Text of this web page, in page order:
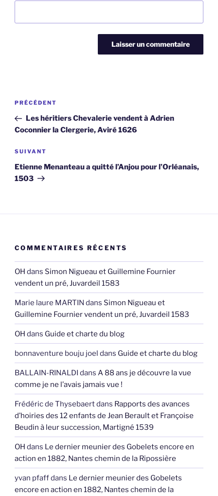
Navigation
l’article
Article
précédent
PRÉCÉDENT
Les héritiers Chevalerie vendent à Adrien
Coconnier la Clergerie, Aviré 1626
Article
suivant
SUIVANT
Etienne Menanteau a quitté l’Anjou pour l’Orléanais,
1503
COMMENTAIRES RÉCENTS
OH dans Simon Nigueau et Guillemine Fournier
vendent un pré, Juvardeil 1583
Marie laure MARTIN dans Simon Nigueau et
Guillemine Fournier vendent un pré, Juvardeil 1583
OH dans Guide et charte du blog
bonnaventure bouju joel dans Guide et charte du blog
BALLAIN-RINALDI dans A 88 ans je découvre la vue
comme je ne l’avais jamais vue !
Frédéric de Thysebaertdans Rapports des avances
d’hoiries des 12 enfants de Jean Berault et Françoise
Beudin à leur succession, Martigné 1539
OH dans Le dernier meunier des Gobelets encore en
action en 1882, Nantes chemin de la Ripossière
yvan pfaffdans Le dernier meunier des Gobelets
encore en action en 1882, Nantes chemin de la